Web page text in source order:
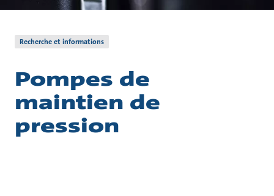
Recherche et informations
Pompes de
maintien de
pression